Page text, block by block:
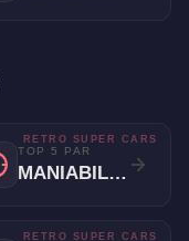
TOP 5 PAR
MANIABILITÉ
RETRO SUPER CARS
RETRO SUPER CARS